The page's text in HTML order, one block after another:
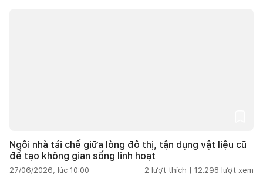
Ngôi nhà tái chế giữa lòng đô thị, tận dụng vật liệu cũ
để tạo không gian sống linh hoạt
27/06/2026, lúc 10:00 2 lượt thích | 12.298 lượt xem